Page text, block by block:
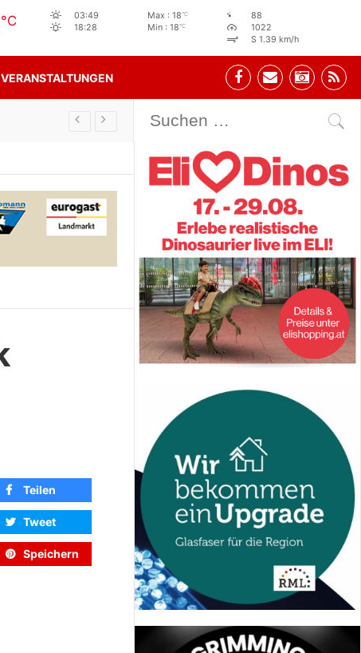
°C
03:49
18:28
Max : 18°C
Min : 18°C
88
1022
S 1.39 km/h
VERANSTALTUNGEN
Stehbeisl Stainach Öffnungszeiten
Teilen
Tweet
Speichern